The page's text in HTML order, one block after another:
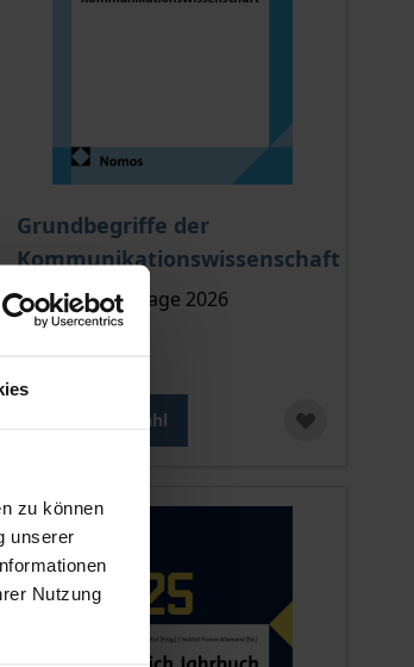
zu können
unserer
Nutzung
der gewählten Produktoption auf der
Grundbegriffe der
Kommunikationswissenschaft
Der Preis dieses Titels richtet sich nach
Nomos, 1. Auflage 2026
24,90 €
Zur Auswahl